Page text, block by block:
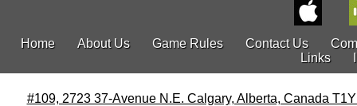
Home About Us Game Rules Contact Us
Links
#109, 2723 37-Avenue N.E. Calgary, Alberta, Canada